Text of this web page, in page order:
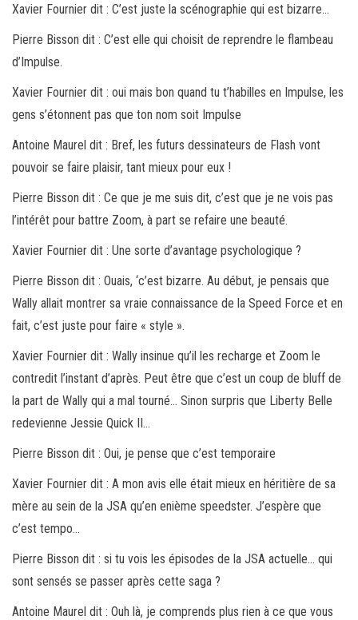
Xavier Fournier dit : C’est juste la scénographie qui est bizarre…
Pierre Bisson dit : C’est elle qui choisit de reprendre le flambeau
d’Impulse.
Xavier Fournier dit : oui mais bon quand tu t’habilles en Impulse, les
gens s’étonnent pas que ton nom soit Impulse
Antoine Maurel dit : Bref, les futurs dessinateurs de Flash vont
pouvoir se faire plaisir, tant mieux pour eux !
Pierre Bisson dit : Ce que je me suis dit, c’est que je ne vois pas
l’intérêt pour battre Zoom, à part se refaire une beauté.
Xavier Fournier dit : Une sorte d’avantage psychologique ?
Pierre Bisson dit : Ouais, ‘c’est bizarre. Au début, je pensais que
Wally allait montrer sa vraie connaissance de la Speed Force et en
fait, c’est juste pour faire « style ».
Xavier Fournier dit : Wally insinue qu’il les recharge et Zoom le
contredit l’instant d’après. Peut être que c’est un coup de bluff de
la part de Wally qui a mal tourné… Sinon surpris que Liberty Belle
redevienne Jessie Quick II…
Pierre Bisson dit : Oui, je pense que c’est temporaire
Xavier Fournier dit : A mon avis elle était mieux en héritière de sa
mère au sein de la JSA qu’en enième speedster. J’espère que
c’est tempo…
Pierre Bisson dit : si tu vois les épisodes de la JSA actuelle… qui
sont sensés se passer après cette saga ?
Antoine Maurel dit : Ouh là, je comprends plus rien à ce que vous